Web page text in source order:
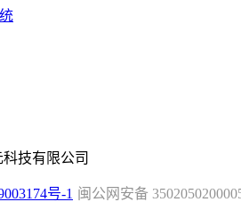
技有限公司
闽公网安备
号-1